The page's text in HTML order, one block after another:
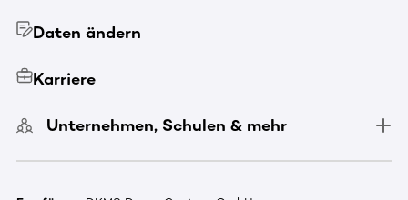
Daten ändern
Karriere
Unternehmen, Schulen & mehr